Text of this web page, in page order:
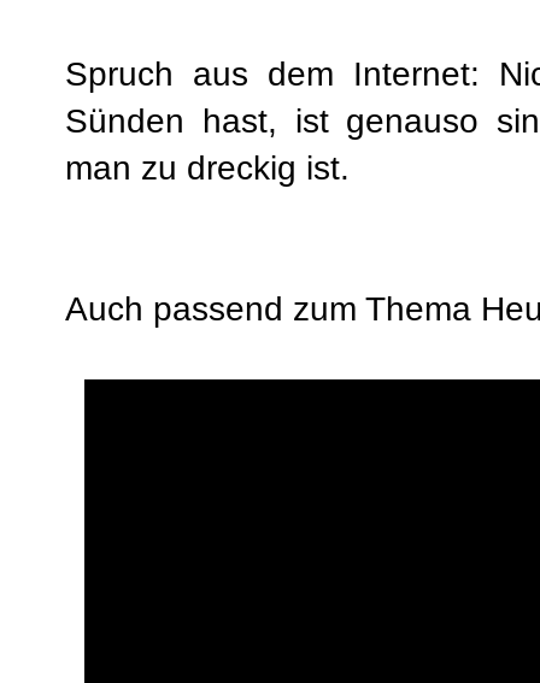
Spruch aus dem Internet:
Sünden hast, ist genauso
man zu dreckig ist.
Auch passend zum Thema